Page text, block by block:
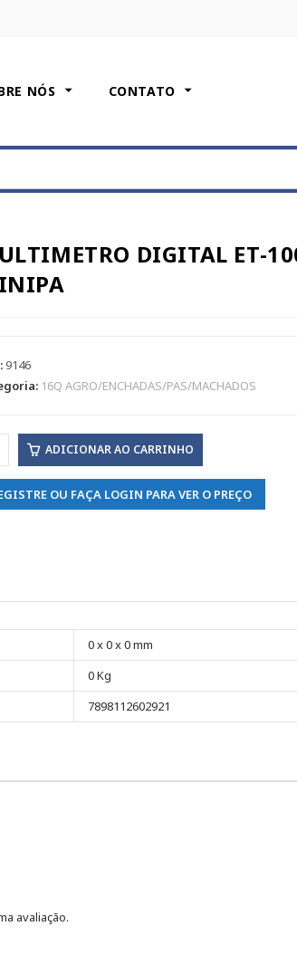
NÓS CONTATO
DIGITAL ET-
9146
16Q AGRO/ENCHADAS/PAS/MACHADOS
ADICIONAR AO CARRINHO
OU FAÇA LOGIN PARA VER O PREÇO
0 x 0 x 0 mm
0 Kg
7898112602921
avaliação.